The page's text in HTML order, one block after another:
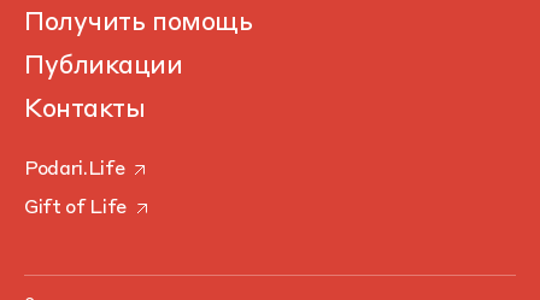
Получить помощь
Публикации
Контакты
Podari.Life
Gift of Life